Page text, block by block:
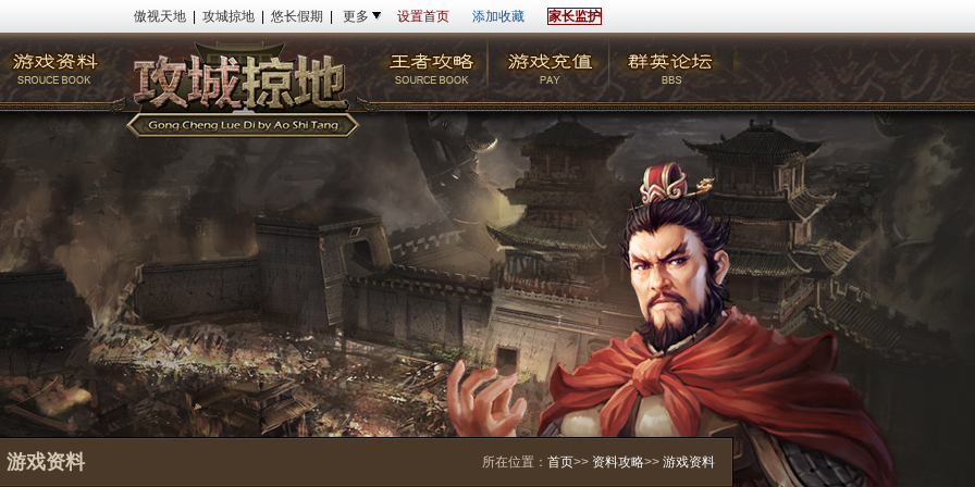
傲视天地 攻城掠地 悠长假期 更多 设置首页 添加收藏 家长监护
游戏资料 所在位置： 首页>> 资料攻略>> 游戏资料